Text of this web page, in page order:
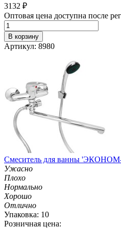
3132 ₽
Оптовая цена доступна после
В корзину
Артикул: 8980
Смеситель для ванны
Ужасно
Плохо
Нормально
Хорошо
Отлично
Упаковка: 10
Розничная цена: